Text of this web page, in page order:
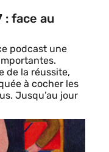
: face au
podcast une
de la réussite,
à cocher les
Jusqu’au jour